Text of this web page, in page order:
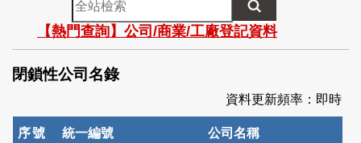
站
檢
索
【熱門查詢】公司/商業/工廠登記資料
閉鎖性公司名錄
資料更新頻率：即時
序號 統一編號 公司名稱